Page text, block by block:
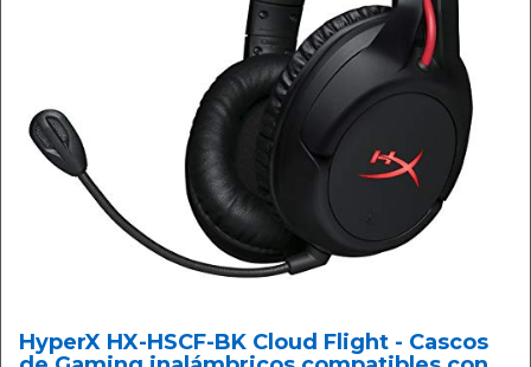
HyperX HX-HSCF-BK Cloud Flight - Cascos